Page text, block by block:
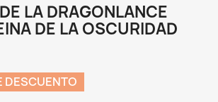
LA DRAGONLANCE
DE LA OSCURIDAD
DESCUENTO